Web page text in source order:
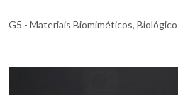
G5 - Materiais Biomiméticos,